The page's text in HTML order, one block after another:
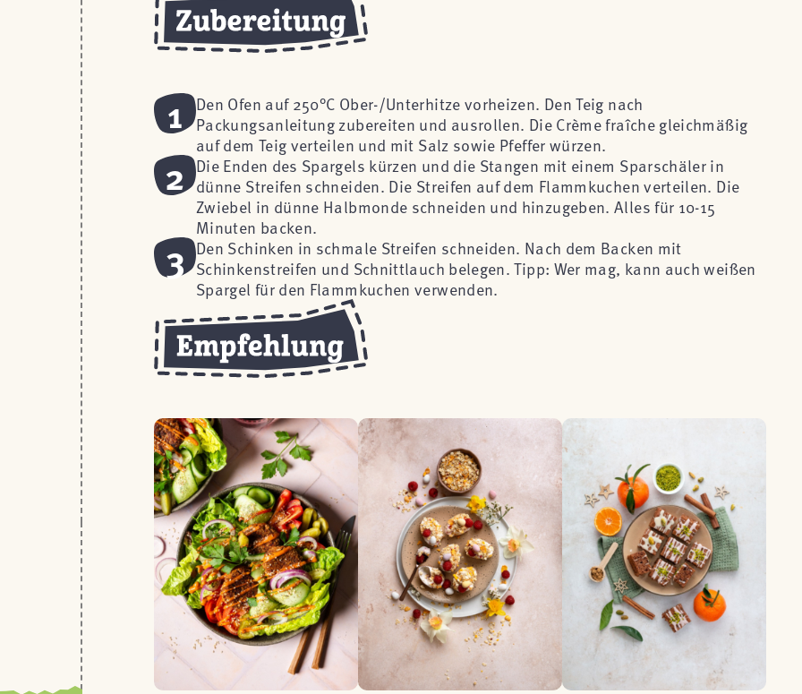
1
Den Ofen auf 250°C Ober-/Unterhitze vorheizen. Den Teig nach
Packungsanleitung zubereiten und ausrollen. Die Crème fraîche gleichmäßig
auf dem Teig verteilen und mit Salz sowie Pfeffer würzen.
2 Die Enden des Spargels kürzen und die Stangen mit einem Sparschäler in
dünne Streifen schneiden. Die Streifen auf dem Flammkuchen verteilen. Die
Zwiebel in dünne Halbmonde schneiden und hinzugeben. Alles für 10-15
Minuten backen.
3 Den Schinken in schmale Streifen schneiden. Nach dem Backen mit
Schinkenstreifen und Schnittlauch belegen. Tipp: Wer mag, kann auch weißen
Spargel für den Flammkuchen verwenden.